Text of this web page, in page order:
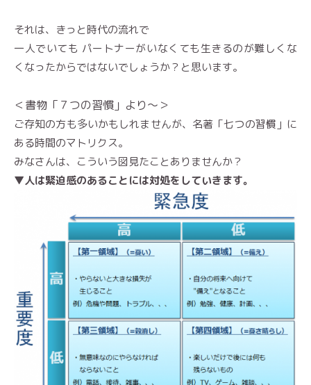
それは、きっと時代の流れで
一人でいても パートナーがいなくても生きるのが難しくな
くなったからではないでしょうか？と思います。
＜書物「７つの習慣」より〜＞
ご存知の方も多いかもしれませんが、名著「七つの習慣」に
ある時間のマトリクス。
みなさんは、こういう図見たことありませんか？
▼人は緊迫感のあることには対処をしていきます。